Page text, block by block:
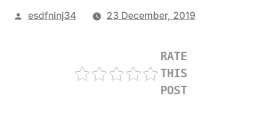
Posted
esdfninj34 23 December, 2019
RATE
THIS
POST